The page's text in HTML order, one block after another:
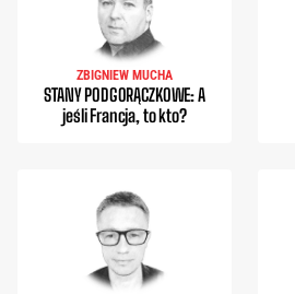
ZBIGNIEW MUCHA
STANY PODGORĄCZKOWE: A
jeśli Francja, to kto?